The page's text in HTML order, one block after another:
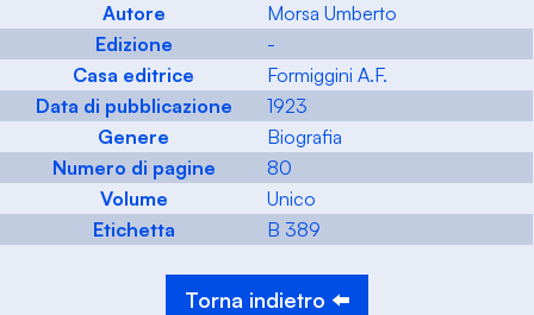
Autore
Morsa Umberto
Edizione
-
Casa editrice
Formiggini A.F.
Data di pubblicazione
1923
Genere
Biografia
Numero di pagine
80
Volume
Unico
Etichetta
B 389
Torna indietro ⬅️